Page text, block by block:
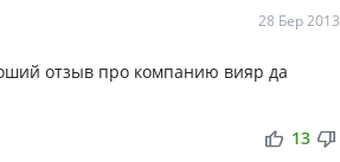
28 Бер 2013
отзыв про компанию вияр да
thumb_up thumb_down
13